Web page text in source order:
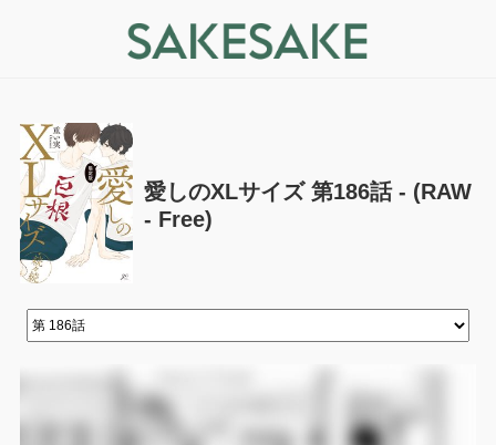
愛しのXLサイズ 第186話 - (RAW
- Free)